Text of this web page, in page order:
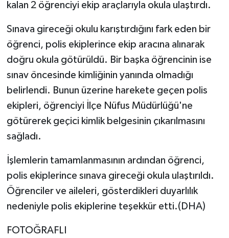
kalan 2 öğrenciyi ekip araçlarıyla okula ulaştırdı.
Sınava gireceği okulu karıştırdığını fark eden bir
öğrenci, polis ekiplerince ekip aracına alınarak
doğru okula götürüldü. Bir başka öğrencinin ise
sınav öncesinde kimliğinin yanında olmadığı
belirlendi. Bunun üzerine harekete geçen polis
ekipleri, öğrenciyi İlçe Nüfus Müdürlüğü'ne
götürerek geçici kimlik belgesinin çıkarılmasını
sağladı.
İşlemlerin tamamlanmasının ardından öğrenci,
polis ekiplerince sınava gireceği okula ulaştırıldı.
Öğrenciler ve aileleri, gösterdikleri duyarlılık
nedeniyle polis ekiplerine teşekkür etti.(DHA)
FOTOĞRAFLI